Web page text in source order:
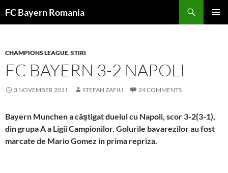
toFC Bayern Romania
CHAMPIONS LEAGUE,STIRI
FC BAYERN 3-2 NAPOLI
3 NOVEMBER 2011 STEFAN ZAFIU 24 COMMENTS
Bayern Munchen a câştigat duelul cu Napoli, scor 3-2(3-1),
din grupa A a Ligii Campionilor. Golurile bavarezilor au fost
marcate de Mario Gomez in prima repriza.